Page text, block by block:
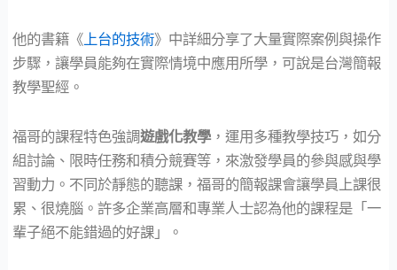
他的書籍《上台的技術》中詳細分享了大量實際案例與操作
步驟，讓學員能夠在實際情境中應用所學，可說是台灣簡報
教學聖經。
福哥的課程特色強調遊戲化教學，運用多種教學技巧，如分
組討論、限時任務和積分競賽等，來激發學員的參與感與學
習動力。不同於靜態的聽課，福哥的簡報課會讓學員上課很
累、很燒腦。許多企業高層和專業人士認為他的課程是「一
輩子絕不能錯過的好課」。